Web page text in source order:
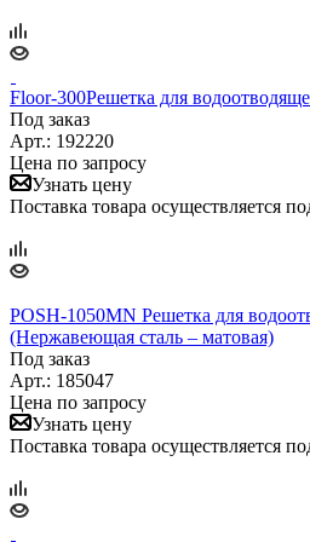
Floor-300Решетка для
Под заказ
Арт.: 192220
Цена по запросу
Узнать цену
Поставка товара осуществляется
POSH-1050MN Решетка для
(Нержавеющая сталь – матовая)
Под заказ
Арт.: 185047
Цена по запросу
Узнать цену
Поставка товара осуществляется